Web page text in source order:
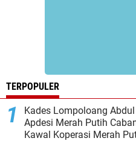
TERPOPULER
Kades Lompoloang
Apdesi Merah Putih
Kawal Koperasi Merah